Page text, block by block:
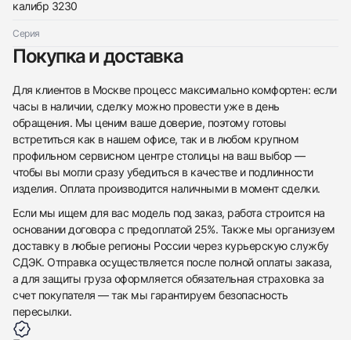
калибр 3230
Серия
Покупка и доставка
Для клиентов в Москве процесс максимально комфортен: если
часы в наличии, сделку можно провести уже в день
обращения. Мы ценим ваше доверие, поэтому готовы
встретиться как в нашем офисе, так и в любом крупном
профильном сервисном центре столицы на ваш выбор —
чтобы вы могли сразу убедиться в качестве и подлинности
изделия. Оплата производится наличными в момент сделки.
Если мы ищем для вас модель под заказ, работа строится на
основании договора с предоплатой 25%. Также мы организуем
доставку в любые регионы России через курьерскую службу
СДЭК. Отправка осуществляется после полной оплаты заказа,
а для защиты груза оформляется обязательная страховка за
счет покупателя — так мы гарантируем безопасность
пересылки.